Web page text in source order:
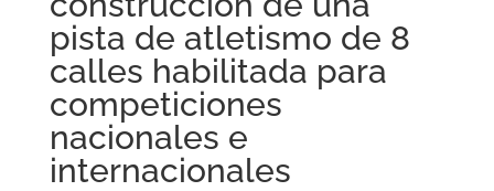
pista de atletismo de 8
calles habilitada para
competiciones
nacionales e
internacionales